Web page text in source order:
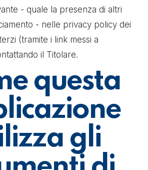
- quale la presenza di altri
- nelle privacy policy dei
(tramite i link messi a
il Titolare.
questa
gli